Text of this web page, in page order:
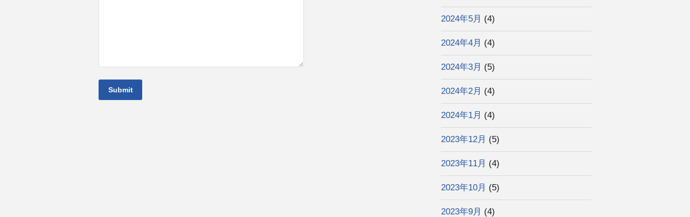
2024年5月 (4)
2024年4月 (4)
2024年3月 (5)
2024年2月 (4)
2024年1月 (4)
2023年12月 (5)
2023年11月 (4)
2023年10月 (5)
2023年9月 (4)